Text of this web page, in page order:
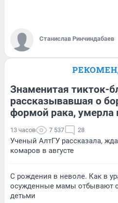
Станислав Ринчиндабаев
Знаменитая тикток-
рассказывавшая о
формой рака, умерла
13 часов 7 537 28
Ученый АлтГУ рассказала,
комаров в августе
С рождения в неволе. Как в
осужденные мамы отбывают
детьми